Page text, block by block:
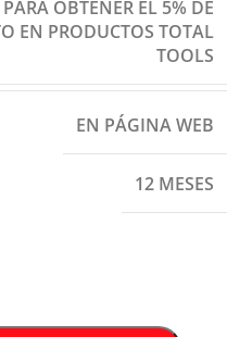
OBTENER EL 5% DE
EN PRODUCTOS TOTAL
TOOLS
EN PÁGINA WEB
12 MESES